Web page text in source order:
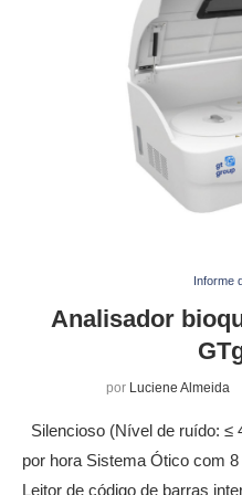
Informe
Analisador
por Luciene Almeida
Silencioso (Nível de ruído: ≤
por hora Sistema Ótico com
Leitor de código de barras